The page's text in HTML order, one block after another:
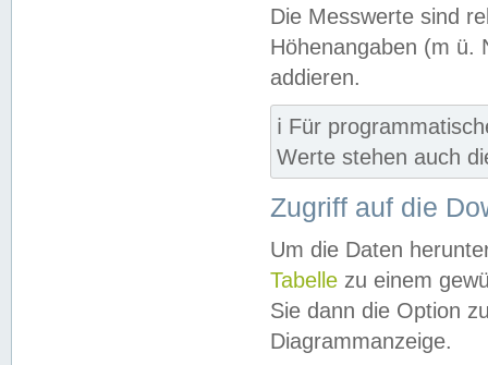
Die Messwerte sind
Höhenangaben (m ü.
addieren.
ℹ️ Für
Werte stehen auch
Zugriff auf die
Um die Daten
Tabelle zu einem
Sie dann die Option
Diagrammanzeige.